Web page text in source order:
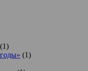
(1)
(1)